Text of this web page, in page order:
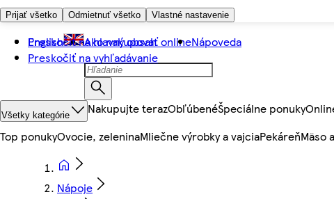
Prijať všetko Odmietnuť všetko Vlastné nastavenie
Preskočiť na hlavný obsah
Preskočiť na vyhľadávanie
English Ako nakupovať onlineNápoveda
Všetky kategórie Nakupujte terazObľúbenéŠpeciálne ponuky
Top ponukyOvocie, zeleninaMliečne výrobky a vajciaPekáreňMäso
Nápoje